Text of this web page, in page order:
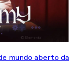
mundo aberto da